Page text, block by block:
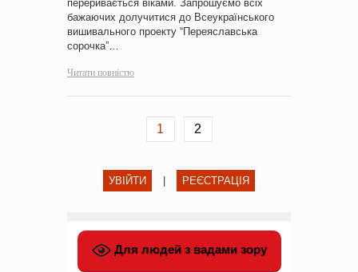
переривається віками. Запрошуємо всіх
бажаючих долучитися до Всеукраїнського
вишивального проекту “Переяславська
сорочка”…
Читати повністю
1 2
УВІЙТИ РЕЄСТРАЦІЯ
Для людей з вадами зору